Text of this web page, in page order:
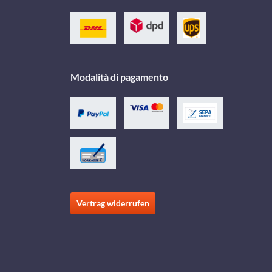
Modalità di pagamento
Vertrag widerrufen